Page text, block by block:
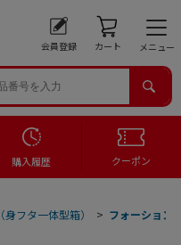
会員登録 カート メニュー
購入履歴 クーポン
身フタ一体型箱） > フォーション